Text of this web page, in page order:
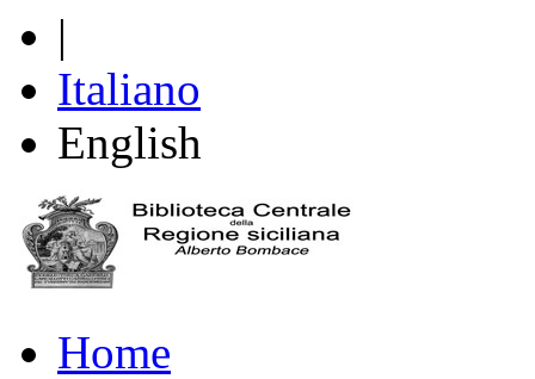
|
Italiano
English
Home